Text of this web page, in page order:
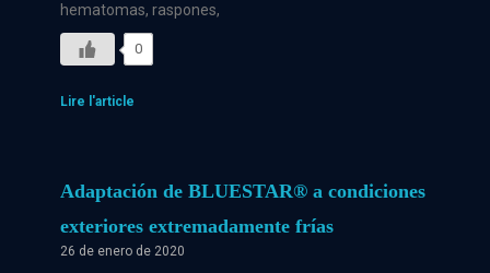
hematomas, raspones,
0
Lire l'article
Adaptación de BLUESTAR®️ a condiciones
exteriores extremadamente frías
26 de enero de 2020